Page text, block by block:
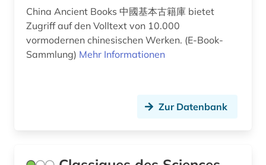
weltwirtschaft (1)
werke (1)
wirtschaft (1)
wissenschaftliche diskussion (1)
China Ancient Books 中國基本古籍庫 bietet
Zugriff auf den Volltext von 10.000
vormodernen chinesischen Werken. (E-Book-
Sammlung) Mehr Informationen
Zur Datenbank